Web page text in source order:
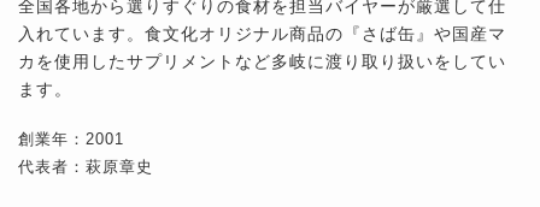
全国各地から選りすぐりの食材を担当バイヤーが厳選して仕
入れています。食文化オリジナル商品の『さば缶』や国産マ
カを使用したサプリメントなど多岐に渡り取り扱いをしてい
ます。
創業年：2001
代表者：萩原章史